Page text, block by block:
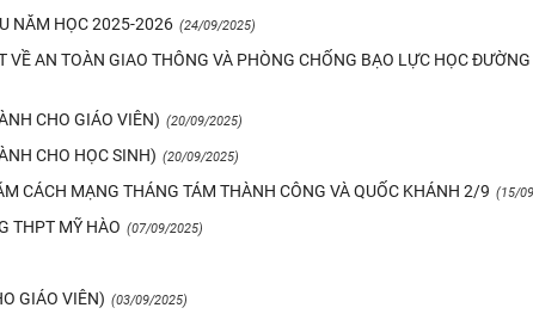
NĂM HỌC 2025-2026 (24/09/2025)
VỀ AN TOÀN GIAO THÔNG VÀ PHÒNG CHỐNG BẠO LỰC HỌC ĐƯỜNG
CHO GIÁO VIÊN) (20/09/2025)
CHO HỌC SINH) (20/09/2025)
CÁCH MẠNG THÁNG TÁM THÀNH CÔNG VÀ QUỐC KHÁNH 2/9 (15/
THPT MỸ HÀO (07/09/2025)
GIÁO VIÊN) (03/09/2025)